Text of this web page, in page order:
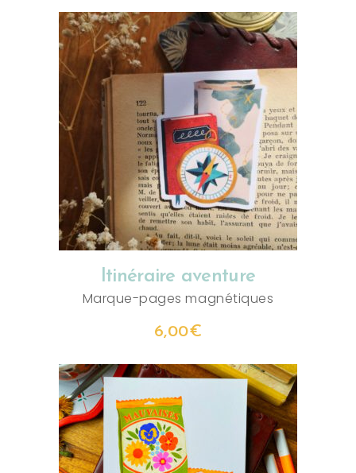
AJOUTER AU PANIER
Itinéraire aventure
Marque-pages magnétiques
6,00€